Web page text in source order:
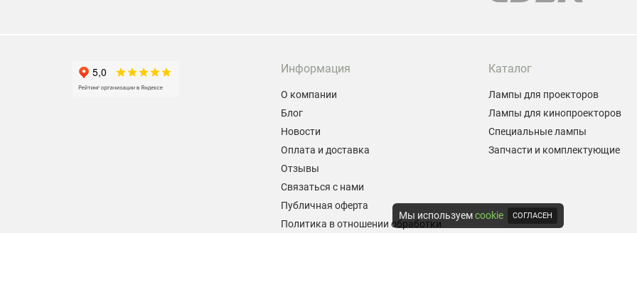
Информация
О компании
Блог
Новости
Оплата и доставка
Отзывы
Связаться с нами
Публичная оферта
Политика в отношении обработки
Каталог
Лампы для проекторов
Лампы для кинопроекторов
Специальные лампы
Запчасти и комплектующие
Мы используемcookie СОГЛАСЕН